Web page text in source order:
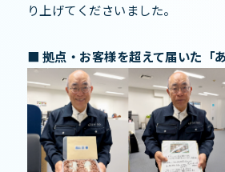
り上げてくださいました。
■ 拠点・お客様を超えて届いた「